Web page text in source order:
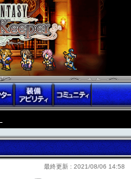
最終更新 : 2021/08/06 14:58